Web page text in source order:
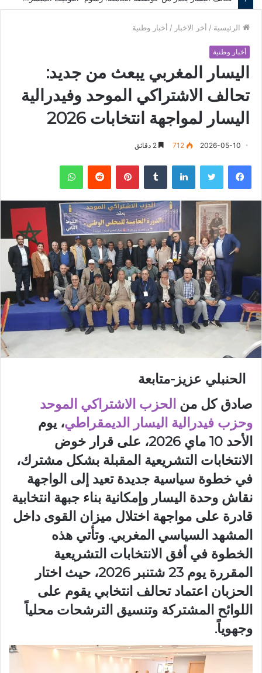
الرئيسية / أخر الاخبار / أخبار وطنية
أخبار وطنية
اليسار المغربي يبعث من جديد:
تحالف الاشتراكي الموحد وفيدرالية
اليسار لمواجهة انتخابات 2026
2026-05-10
712
فيسبوك لينكدإن بينتيريست
الحنبلي عزيز-متابعة
صادق كل من الحزب الاشتراكي الموحد
وحزب فيدرالية اليسار الديمقراطي، يوم
الأحد 10 ماي 2026، على قرار خوض
الانتخابات التشريعية المقبلة بشكل مشترك،
في خطوة سياسية جديدة تعيد إلى الواجهة
نقاش وحدة اليسار وإمكانية بناء جبهة انتخابية
قادرة على مواجهة اختلال ميزان القوى داخل
المشهد السياسي المغربي. وتأتي هذه
الخطوة في أفق الانتخابات التشريعية
المقررة يوم 23 شتنبر 2026، حيث اختار
الحزبان اعتماد تحالف انتخابي يقوم على
اللوائح المشتركة وتنسيق الترشحات محلياً
وجهوياً.